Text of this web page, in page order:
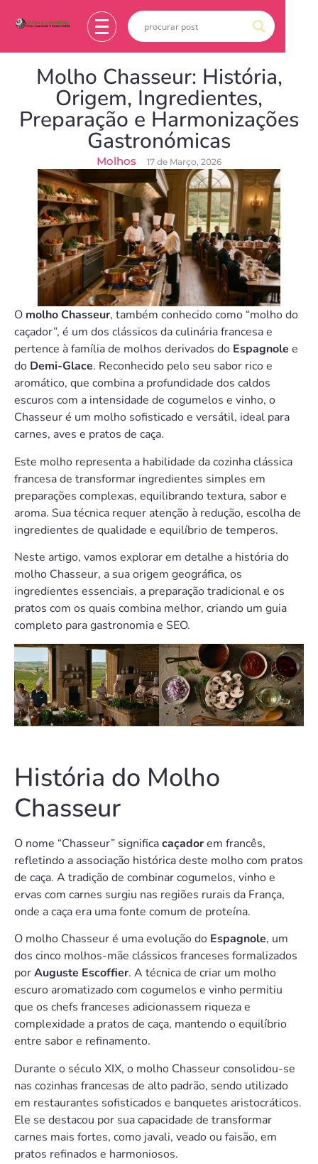
Molho Chasseur: História,
Origem, Ingredientes,
Preparação e Harmonizações
Gastronómicas
Molhos 17 de Março, 2026
O molho Chasseur, também conhecido como “molho do
caçador”, é um dos clássicos da culinária francesa e
pertence à família de molhos derivados do Espagnole e
do Demi-Glace. Reconhecido pelo seu sabor rico e
aromático, que combina a profundidade dos caldos
escuros com a intensidade de cogumelos e vinho, o
Chasseur é um molho sofisticado e versátil, ideal para
carnes, aves e pratos de caça.
Este molho representa a habilidade da cozinha clássica
francesa de transformar ingredientes simples em
preparações complexas, equilibrando textura, sabor e
aroma. Sua técnica requer atenção à redução, escolha de
ingredientes de qualidade e equilíbrio de temperos.
Neste artigo, vamos explorar em detalhe a história do
molho Chasseur, a sua origem geográfica, os
ingredientes essenciais, a preparação tradicional e os
pratos com os quais combina melhor, criando um guia
completo para gastronomia e SEO.
História do Molho
Chasseur
O nome “Chasseur” significacaçadorem francês,
refletindo a associação histórica deste molho com pratos
de caça. A tradição de combinar cogumelos, vinho e
ervas com carnes surgiu nas regiões rurais da França,
onde a caça era uma fonte comum de proteína.
O molho Chasseur é uma evolução do Espagnole, um
dos cinco molhos-mãe clássicos franceses formalizados
porAuguste Escoffier. A técnica de criar um molho
escuro aromatizado com cogumelos e vinho permitiu
que os chefs franceses adicionassem riqueza e
complexidade a pratos de caça, mantendo o equilíbrio
entre sabor e refinamento.
Durante o século XIX, o molho Chasseur consolidou-se
nas cozinhas francesas de alto padrão, sendo utilizado
em restaurantes sofisticados e banquetes aristocráticos.
Ele se destacou por sua capacidade de transformar
carnes mais fortes, como javali, veado ou faisão, em
pratos refinados e harmoniosos.